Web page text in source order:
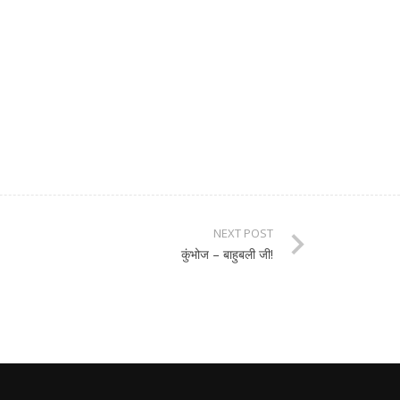
NEXT POST
कुंभोज – बाहुबली जी!